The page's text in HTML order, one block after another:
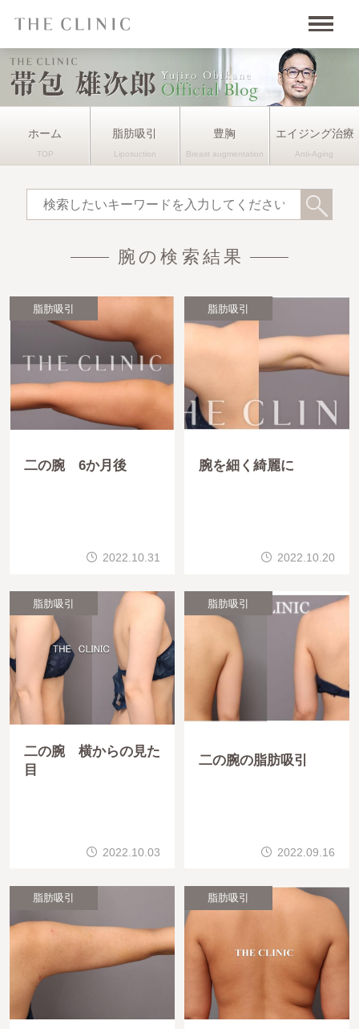
ホーム 脂肪吸引 豊胸 エイジング治療
腕の検索結果
脂肪吸引
二の腕 6か月後
2022.10.31
脂肪吸引
腕を細く綺麗に
2022.10.20
脂肪吸引
二の腕 横からの見た
目
2022.10.03
脂肪吸引
二の腕の脂肪吸引
2022.09.16
脂肪吸引 脂肪吸引